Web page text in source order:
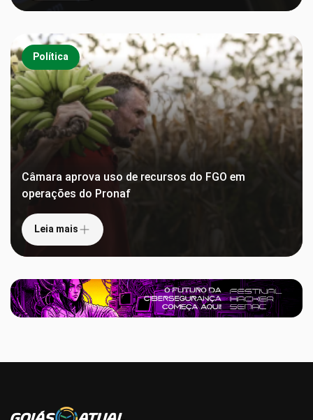
Política
Câmara aprova uso de recursos do FGO em
operações do Pronaf
Leia mais